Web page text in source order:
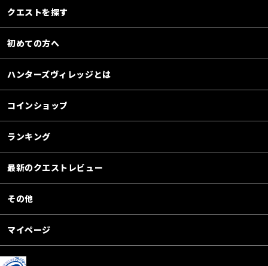
クエストを探す
初めての方へ
ハンターズヴィレッジとは
コインショップ
ランキング
最新のクエストレビュー
その他
マイページ